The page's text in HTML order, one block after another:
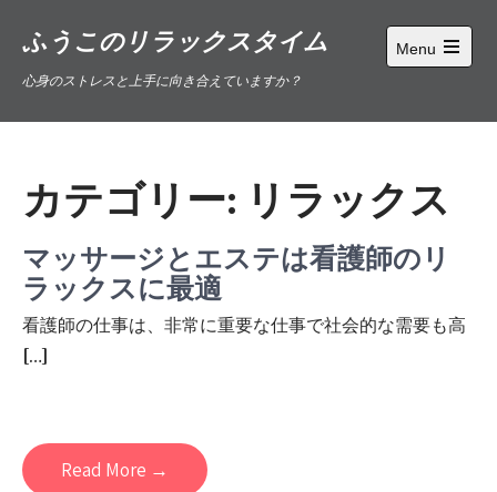
ふうこのリラックスタイム
心身のストレスと上手に向き合えていますか？
Menu
Open
カテゴリー: リラックス
マッサージとエステは看護師のリ
ラックスに最適
看護師の仕事は、非常に重要な仕事で社会的な需要も高
[…]
Read More →